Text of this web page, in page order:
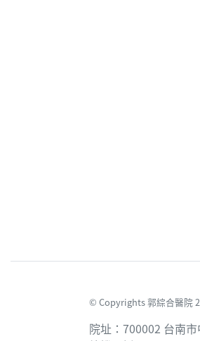
© Copyrights 郭綜合醫院
院址：700002 台南